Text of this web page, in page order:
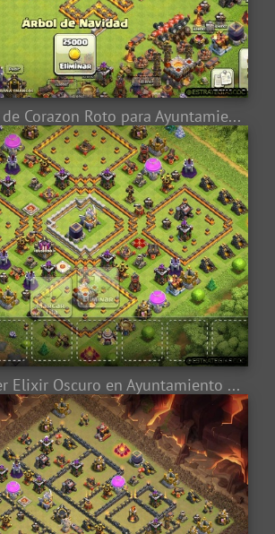
#0345 Diseño de Corazon Roto para Ayuntamiento 11, Fan Art Broken Hear Base layout TH11
#0344 Proteger Elixir Oscuro en Ayuntamiento 11, TH11 Farming Base Layout Dark Elixir